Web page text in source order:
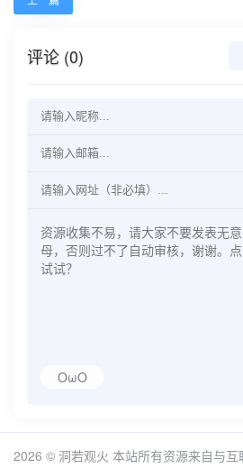
评论 (0)
OωO
2026 © 洞若观火 本站所有资源来自与